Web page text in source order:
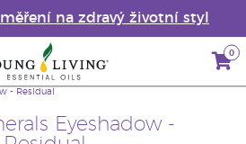
na zdravý životní styl
0
Eyeshadow -
- Residual